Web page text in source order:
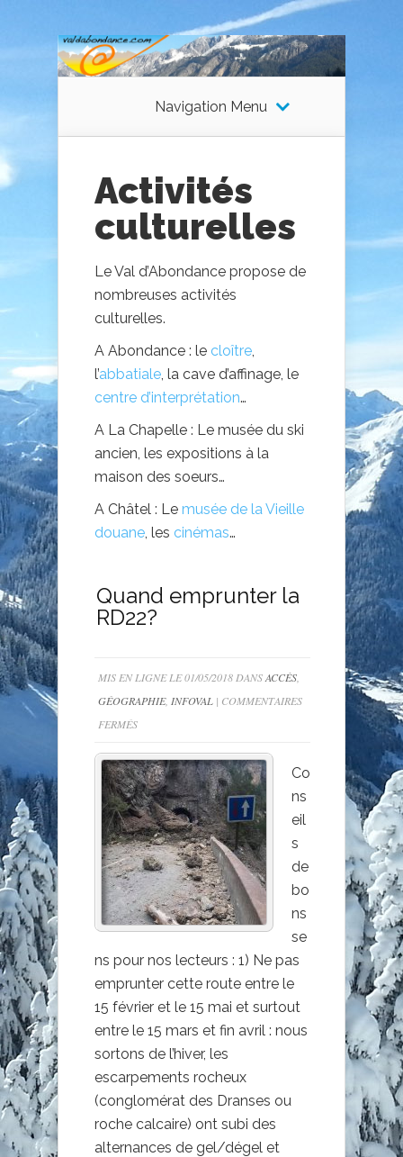
Navigation Menu
Activités
culturelles
Le Val d’Abondance propose de
nombreuses activités
culturelles.
A Abondance : le cloître
l’abbatiale , la cave d’affinage, le
centre d’interprétation…
A La Chapelle : Le musée du ski
ancien, les expositions à la
maison des soeurs…
A Châtel : Le musée de la Vieille
douane , les cinémas…
Quand emprunter la
RD22?
MIS EN LIGNE LE 01/05/2018 DANSACCÈS
GÉOGRAPHIE, INFOVAL | COMMENTAIRES
FERMÉSSUR
EMPRUNTER
LA
RD22?
Co
ns
eil
s
de
bo
ns
se
ns pour nos lecteurs : 1) Ne pas
emprunter cette route entre le
15 février et le 15 mai et surtout
entre le 15 mars et fin avril : nous
sortons de l’hiver, les
escarpements rocheux
(conglomérat des Dranses ou
roche calcaire) ont subi des
alternances de gel/dégel et